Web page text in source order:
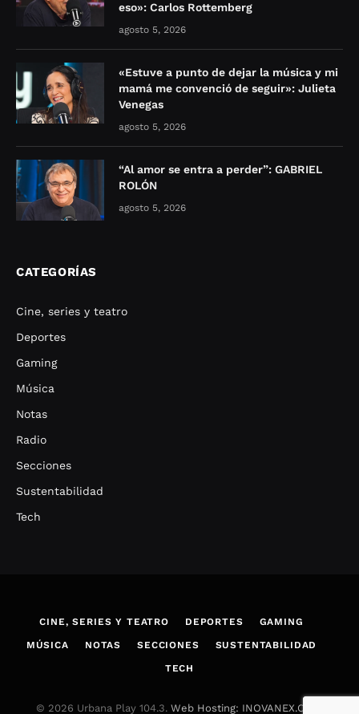
eso»: Carlos Rottemberg
agosto 5, 2026
«Estuve a punto de dejar la música y mi
mamá me convenció de seguir»: Julieta
Venegas
agosto 5, 2026
“Al amor se entra a perder”: GABRIEL
ROLÓN
agosto 5, 2026
CATEGORÍAS
Cine, series y teatro
Deportes
Gaming
Música
Notas
Radio
Secciones
Sustentabilidad
Tech
CINE, SERIES Y TEATRO DEPORTES GAMING
MÚSICA NOTAS SECCIONES SUSTENTABILIDAD
TECH
© 2026 Urbana Play 104.3. Web Hosting: INOVANEX.COM